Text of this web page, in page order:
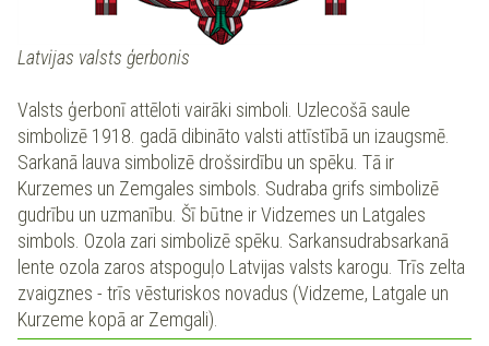
Latvijas valsts ģerbonis
Valsts ģerbonī attēloti vairāki simboli. Uzlecošā saule
simbolizē 1918. gadā dibināto valsti attīstībā un izaugsmē.
Sarkanā lauva simbolizē drošsirdību un spēku. Tā ir
Kurzemes un Zemgales simbols. Sudraba grifs simbolizē
gudrību un uzmanību. Šī būtne ir Vidzemes un Latgales
simbols. Ozola zari simbolizē spēku. Sarkansudrabsarkanā
lente ozola zaros atspoguļo Latvijas valsts karogu. Trīs zelta
zvaigznes - trīs vēsturiskos novadus (Vidzeme, Latgale un
Kurzeme kopā ar Zemgali).